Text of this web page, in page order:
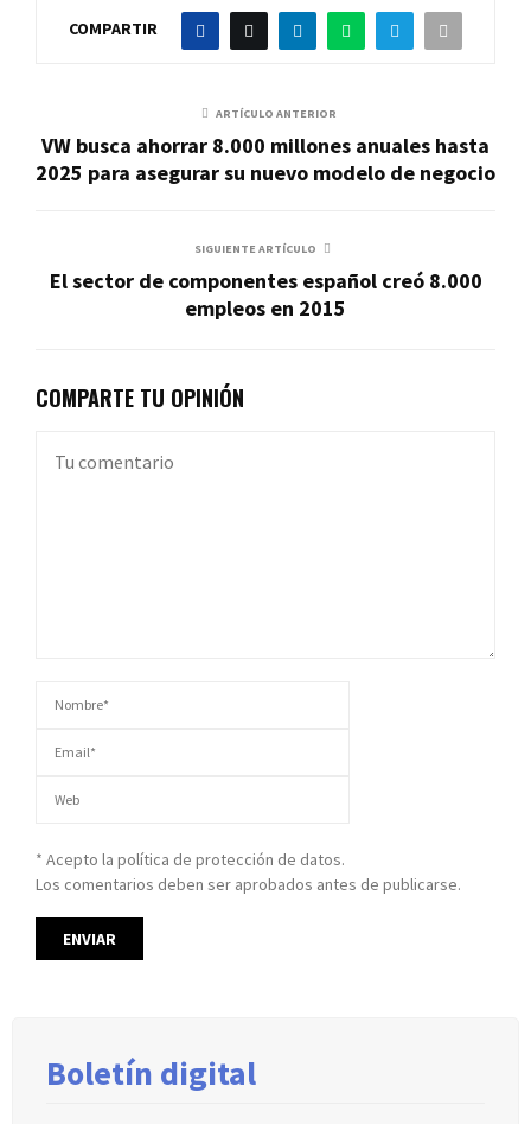
COMPARTIR
ARTÍCULO ANTERIOR
VW busca ahorrar 8.000 millones anuales hasta
2025 para asegurar su nuevo modelo de negocio
SIGUIENTE ARTÍCULO
El sector de componentes español creó 8.000
empleos en 2015
COMPARTE TU OPINIÓN
* Acepto la política de protección de datos.
Los comentarios deben ser aprobados antes de publicarse.
Boletín digital